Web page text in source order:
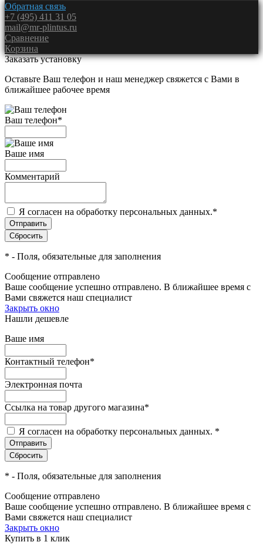
Обратная связь
+7 (495) 411 31 05
mail@mr-plintus.ru
Сравнение
Корзина
Заказать установку
Оставьте Ваш телефон и наш менеджер свяжется с Вами в
ближайшее рабочее время
Ваш телефон*
Ваше имя
Комментарий
Я согласен на обработку персональных данных.*
* - Поля, обязательные для заполнения
Сообщение отправлено
Ваше сообщение успешно отправлено. В ближайшее время с
Вами свяжется наш специалист
Закрыть окно
Нашли дешевле
Ваше имя
Контактный телефон*
Электронная почта
Ссылка на товар другого магазина*
Я согласен на обработку персональных данных. *
* - Поля, обязательные для заполнения
Сообщение отправлено
Ваше сообщение успешно отправлено. В ближайшее время с
Вами свяжется наш специалист
Закрыть окно
Купить в 1 клик